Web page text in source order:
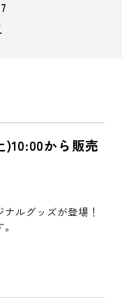
から販売
ルグッズが登場！